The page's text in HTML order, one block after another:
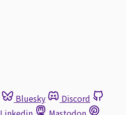
Bluesky
Discord